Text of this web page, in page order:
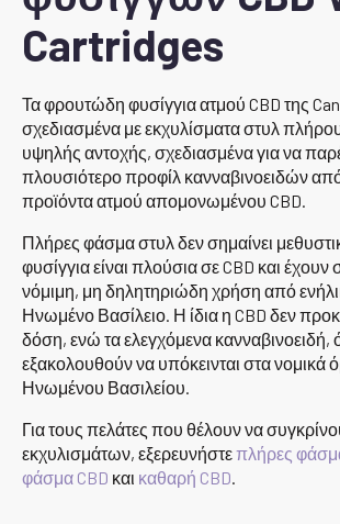
Cartridges
Τα φρουτώδη φυσίγγια ατμού CBD της
σχεδιασμένα με εκχυλίσματα στυλ
υψηλής αντοχής, σχεδιασμένα για να
πλουσιότερο προφίλ κανναβινοειδών
προϊόντα ατμού απομονωμένου CBD.
Πλήρες φάσμα στυλ δεν σημαίνει
φυσίγγια είναι πλούσια σε CBD και έχουν
νόμιμη, μη δηλητηριώδη χρήση από
Ηνωμένο Βασίλειο. Η ίδια η CBD δεν
δόση, ενώ τα ελεγχόμενα κανναβινοειδή,
εξακολουθούν να υπόκεινται στα νομικά
Ηνωμένου Βασιλείου.
Για τους πελάτες που θέλουν να
εκχυλισμάτων, εξερευνήστεπλήρες
φάσμα CBD και καθαρή CBD